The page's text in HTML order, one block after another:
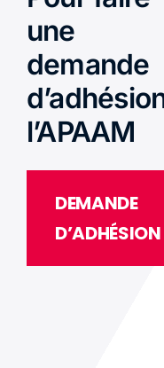
une
demande
l’APAAM
DEMANDE
D’ADHÉSION